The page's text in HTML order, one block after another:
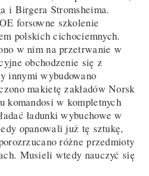
i Birgera Stromsheima.
forsowne szkolenie
polskich cichociemnych.
w nim na przetrwanie w
obchodzenie się z
innymi wybudowano
makietę zakładów Norsk
komandosi w kompletnych
ładunki wybuchowe w
opanowali już tę sztukę,
różne przedmioty
Musieli wtedy nauczyć się